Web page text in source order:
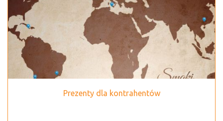
Prezenty dla kontrahentów